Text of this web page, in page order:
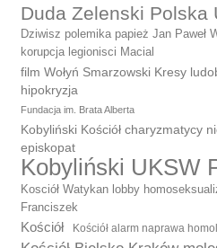
Duda Zelenski Polska
Dziwisz polemika papież Jan Paweł
korupcja legionisci Macial
film Wołyń Smarzowski Kresy
hipokryzja
Fundacja im. Brata Alberta
Kobyliński Kościół charyzmatycy
episkopat
Kobyliński UKSW
Kosciół Watykan lobby
Franciszek
Kościół Kościół alarm naprawa